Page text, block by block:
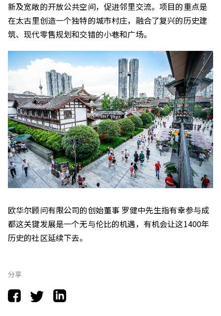
新及宽敞的开放公共空间，促进邻里交流。项目的重点是
在太古里创造一个独特的城市村庄，融合了复兴的历史建
筑、现代零售规划和交错的小巷和广场。
欧华尔顾问有限公司的创始董事 罗健中先生指有幸参与成
都这关键发展是一个无与伦比的机遇，有机会让这1400年
历史的社区延续下去。
分享